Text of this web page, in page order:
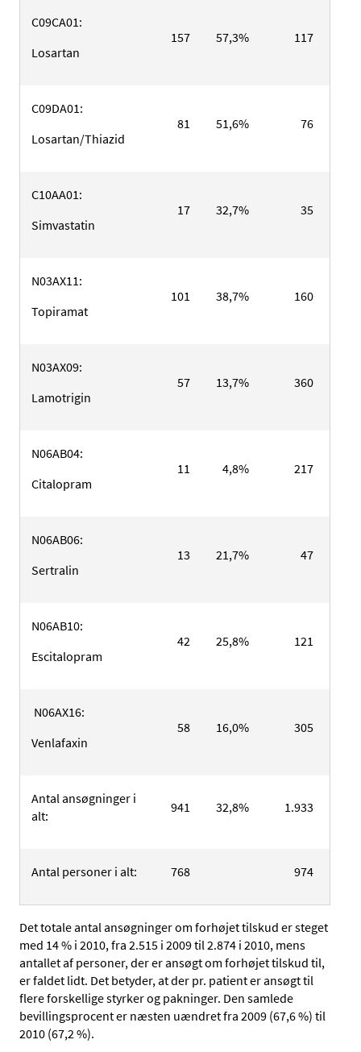
C09CA01:
Losartan
157 57,3% 117
C09DA01:
Losartan/Thiazid
81 51,6% 76
C10AA01:
Simvastatin
17 32,7% 35
N03AX11:
Topiramat
101 38,7% 160
N03AX09:
Lamotrigin
57 13,7% 360
N06AB04:
Citalopram
11 4,8% 217
N06AB06:
Sertralin
13 21,7% 47
N06AB10:
Escitalopram
42 25,8% 121
N06AX16:
Venlafaxin
58 16,0% 305
Antal ansøgninger i
alt:
941 32,8% 1.933
Antal personer i alt: 768 974
Det totale antal ansøgninger om forhøjet tilskud er steget
med 14 % i 2010, fra 2.515 i 2009 til 2.874 i 2010, mens
antallet af personer, der er ansøgt om forhøjet tilskud til,
er faldet lidt. Det betyder, at der pr. patient er ansøgt til
flere forskellige styrker og pakninger. Den samlede
bevillingsprocent er næsten uændret fra 2009 (67,6 %) til
2010 (67,2 %).